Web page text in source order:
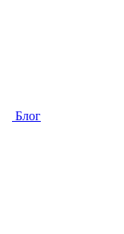
Блог